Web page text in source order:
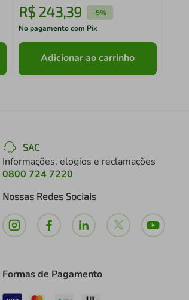
R$ 243,39 -5%
No pagamento com Pix
Adicionar ao carrinho
SAC
Informações, elogios e reclamações
0800 724 7220
Nossas Redes Sociais
Formas de Pagamento